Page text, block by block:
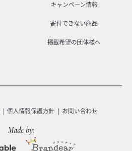
キャンペーン情報
寄付できない商品
掲載希望の団体様へ
個人情報保護方針 お問い合わせ
Made by: